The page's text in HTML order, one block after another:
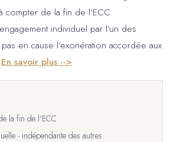
compter de la fin de l’ECC.
individuel par l’un des
en cause l’exonération accordée aux
En savoir plus -->
la fin de l'ECC
- indépendante des autres